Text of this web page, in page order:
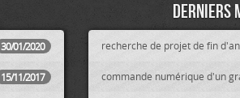
30/01/2020
15/11/2017
Derniers
recherche de projet de fin
commande numérique d'un